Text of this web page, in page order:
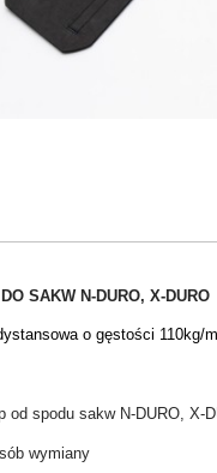
SAKW N-DURO, X-DURO
o gęstości 110kg/
od spodu sakw N-DURO, X-
wymiany